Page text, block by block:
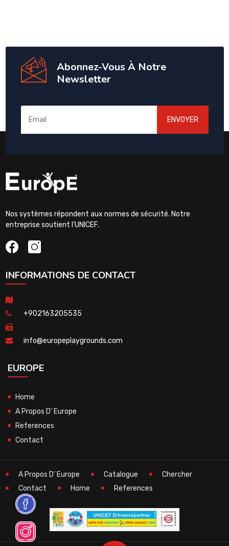
Abonnez-Vous À Notre
Newsletter
ENVOYER
Nos systèmes répondent aux normes de sécurité. Notre
entreprise soutient l'UNICEF.
INFORMATIONS DE CONTACT
+902163205535
info@europeplaygrounds.com
EUROPE
Home
A Propos D’ Europe
References
Contact
A Propos D’ Europe Catalogue
Chercher
Contact
Home References